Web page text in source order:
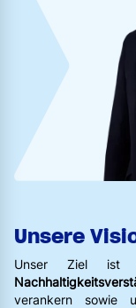
Unsere
Unser Ziel ist
verankern sowie